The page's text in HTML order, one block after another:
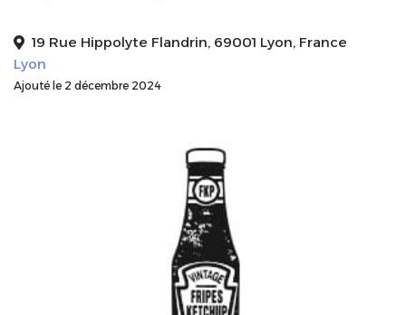
19 Rue Hippolyte Flandrin, 69001 Lyon, France
Lyon
Ajouté le 2 décembre 2024